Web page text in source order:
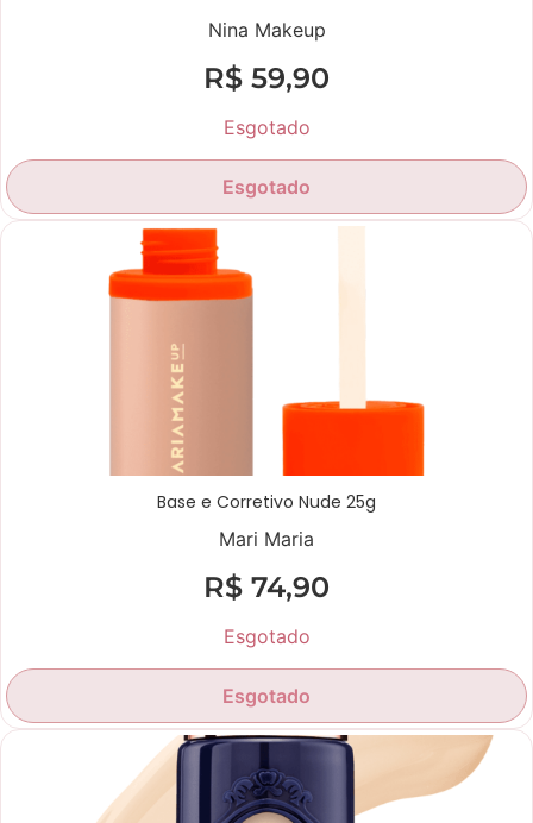
Nina Makeup
R$ 59,90
Esgotado
Esgotado
Base e Corretivo Nude 25g
Mari Maria
R$ 74,90
Esgotado
Esgotado